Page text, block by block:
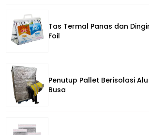
Tas Termal Panas dan
Foil
Penutup Pallet Berisolasi
Busa